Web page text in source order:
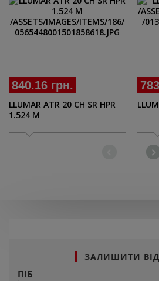
840.16 грн.
LLUMAR ATR 20 CH SR HPR
1.524 M
ЗАЛИШИТИ
ПІБ